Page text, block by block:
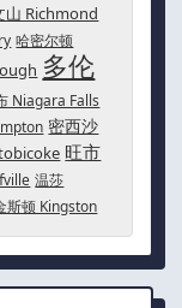
山 Richmond
哈密尔顿
多伦
Niagara Falls
密西沙
旺市
温莎
斯顿 Kingston